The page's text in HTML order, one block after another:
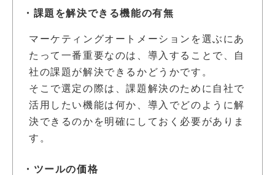
・課題を解決できる機能の有無
マーケティングオートメーションを選ぶにあ
たって一番重要なのは、導入することで、自
社の課題が解決できるかどうかです。
そこで選定の際は、課題解決のために自社で
活用したい機能は何か、導入でどのように解
決できるのかを明確にしておく必要がありま
す。
・ツールの価格